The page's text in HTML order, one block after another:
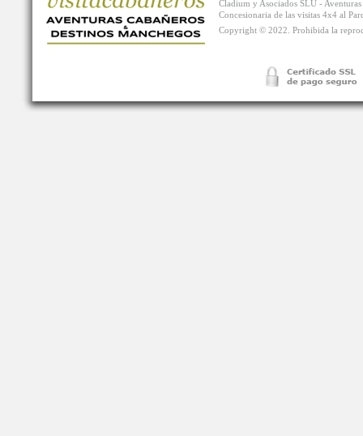
Cladium y Asociados SLU -
Concesionaria de las visitas 4x4 al
Copyright © 2022. Prohibida la